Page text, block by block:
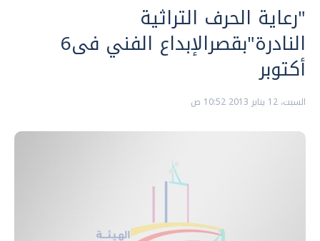
"رعاية الحرف التراثية
النادرة"بقصرالإبداع الفني فى6
أكتوبر
السبت، 12 يناير 2013 10:52 ص